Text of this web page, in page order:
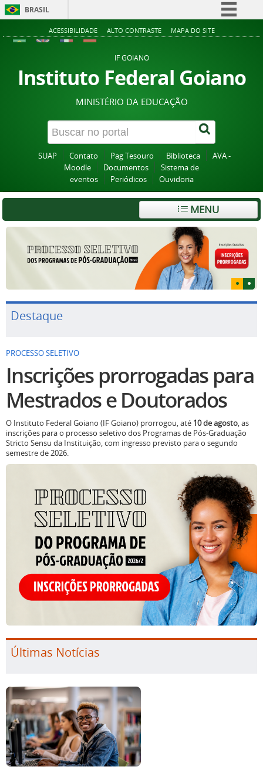
BRASIL
Simplifique!
Acesso à informação
Legislação
Canais
ACESSIBILIDADE ALTO CONTRASTE MAPA DO SITE
IF GOIANO
Instituto Federal Goiano
MINISTÉRIO DA EDUCAÇÃO
SUAP Contato Pag Tesouro Biblioteca
AVA -
Moodle
Documentos
Sistema de
eventos
Periódicos Ouvidoria
MENU
Destaque
PROCESSO SELETIVO
Inscrições prorrogadas para
Mestrados e Doutorados
O Instituto Federal Goiano (IF Goiano) prorrogou, até 10 de agosto, as
inscrições para o processo seletivo dos Programas de Pós-Graduação
Stricto Sensu da Instituição, com ingresso previsto para o segundo
semestre de 2026.
Últimas Notícias